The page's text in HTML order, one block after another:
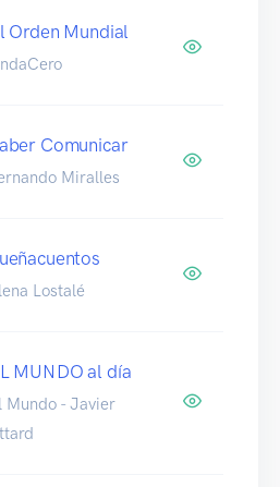
Orden Mundial
Comunicar
Miralles
Lostalé
MUNDO al día
Mundo - Javier